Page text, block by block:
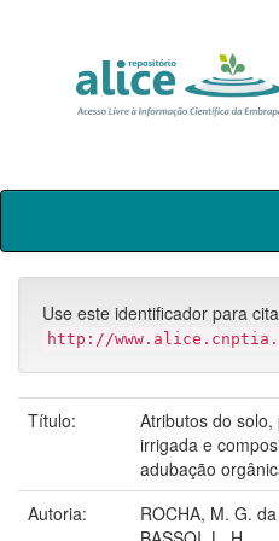
Skip
Use este identificador para
http://
Título:
Atributos do
irrigada e
adubação
Autoria:
ROCHA, M. G. da